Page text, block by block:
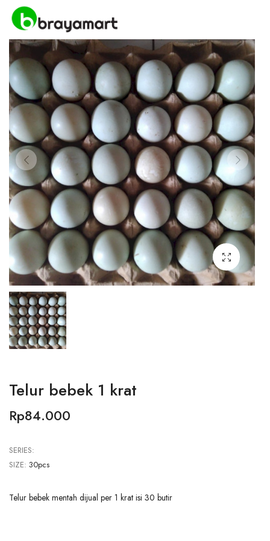
Telur bebek 1 krat
Rp84.000
SERIES:
SIZE: 30pcs
Telur bebek mentah dijual per 1 krat isi 30 butir